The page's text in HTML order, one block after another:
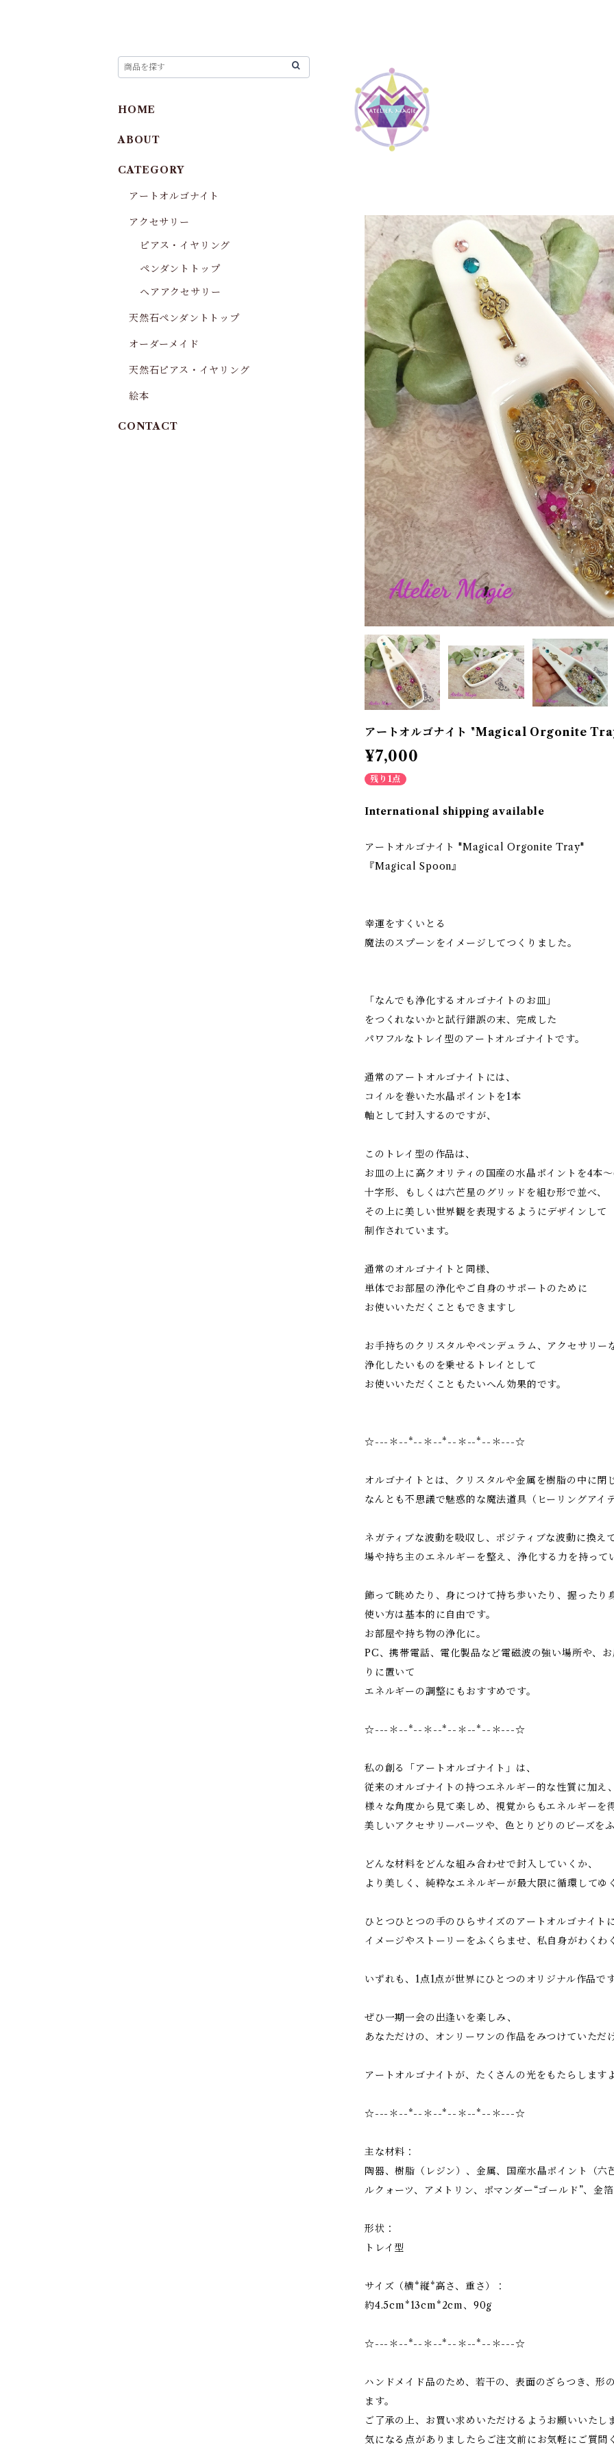
アートオルゴナイト "Magical Orgonite
¥7,000
残り1点
International shipping available
アートオルゴナイト "Magical Orgonite Tray"
『Magical Spoon』
幸運をすくいとる
魔法のスプーンをイメージしてつくりました。
「なんでも浄化するオルゴナイトのお皿」
をつくれないかと試行錯誤の末、完成した
パワフルなトレイ型のアートオルゴナイトです。
通常のアートオルゴナイトには、
コイルを巻いた水晶ポイントを1本
軸として封入するのですが、
このトレイ型の作品は、
お皿の上に高クオリティの国産の水晶ポイントを4本
十字形、もしくは六芒星のグリッドを組む形で並べ、
その上に美しい世界観を表現するようにデザインして
制作されています。
通常のオルゴナイトと同様、
単体でお部屋の浄化やご自身のサポートのために
お使いいただくこともできますし
お手持ちのクリスタルやペンデュラム、アクセサリー
浄化したいものを乗せるトレイとして
お使いいただくこともたいへん効果的です。
☆---＊--*--＊--*--＊--*--＊---☆
オルゴナイトとは、クリスタルや金属を樹脂の中に閉
なんとも不思議で魅惑的な魔法道具（ヒーリングアイ
ネガティブな波動を吸収し、ポジティブな波動に換え
場や持ち主のエネルギーを整え、浄化する力を持って
飾って眺めたり、身につけて持ち歩いたり、握った
使い方は基本的に自由です。
お部屋や持ち物の浄化に。
PC、携帯電話、電化製品など電磁波の強い場所や、
りに置いて
エネルギーの調整にもおすすめです。
☆---＊--*--＊--*--＊--*--＊---☆
私の創る「アートオルゴナイト」は、
従来のオルゴナイトの持つエネルギー的な性質に加え
様々な角度から見て楽しめ、視覚からもエネルギーを
美しいアクセサリーパーツや、色とりどりのビーズを
どんな材料をどんな組み合わせで封入していくか、
より美しく、純粋なエネルギーが最大限に循環して
ひとつひとつの手のひらサイズのアートオルゴナイト
イメージやストーリーをふくらませ、私自身がわくわ
いずれも、1点1点が世界にひとつのオリジナル作品で
ぜひ一期一会の出逢いを楽しみ、
あなただけの、オンリーワンの作品をみつけていただ
アートオルゴナイトが、たくさんの光をもたらしま
☆---＊--*--＊--*--＊--*--＊---☆
主な材料：
陶器、樹脂（レジン）、金属、国産水晶ポイント（六
ルクォーツ、アメトリン、ポマンダー“ゴールド”、金箔
形状：
トレイ型
サイズ（横*縦*高さ、重さ）：
約4.5cm*13cm*2cm、90g
☆---＊--*--＊--*--＊--*--＊---☆
ハンドメイド品のため、若干の、表面のざらつき、形
ます。
ご了承の上、お買い求めいただけるようお願いいたし
気になる点がありましたらご注文前にお気軽にご質問
HOME
ABOUT
CATEGORY
アートオルゴナイト
アクセサリー
ピアス・イヤリング
ペンダントトップ
ヘアアクセサリー
天然石ペンダントトップ
オーダーメイド
天然石ピアス・イヤリング
絵本
CONTACT